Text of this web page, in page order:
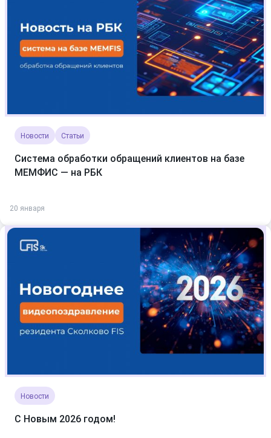
Новости Статьи
Система обработки обращений клиентов на базе
МЕМФИС — на РБК
20 января
Новости
С Новым 2026 годом!